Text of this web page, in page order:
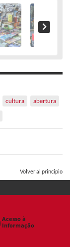
cultura
abertura
Volver al principio